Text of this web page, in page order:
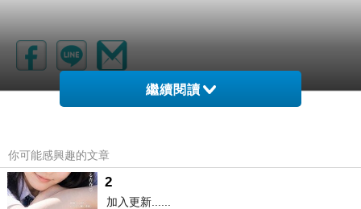
我不知道該怎麼回答
繼續閱讀
你可能感興趣的文章
2
加入更新......